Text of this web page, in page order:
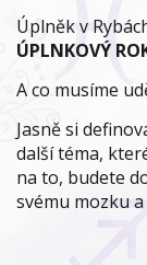
Úplněk v
ÚPLNKOVÝ
A co musíme
Jasně si
další téma,
na to, budete
svému mozku